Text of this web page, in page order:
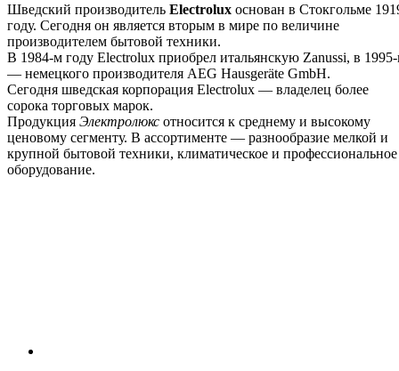
Шведский производитель Electrolux основан в Стокгольме
году. Сегодня он является вторым в мире по величине
производителем бытовой техники.
В 1984-м году Electrolux приобрел итальянскую Zanussi, в
— немецкого производителя AEG Hausgeräte GmbH.
Сегодня шведская корпорация Electrolux — владелец более
сорока торговых марок.
Продукция Электролюкс относится к среднему и высокому
ценовому сегменту. В ассортименте — разнообразие мелкой и
крупной бытовой техники, климатическое и профессиональное
оборудование.